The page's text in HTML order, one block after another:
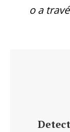
o a